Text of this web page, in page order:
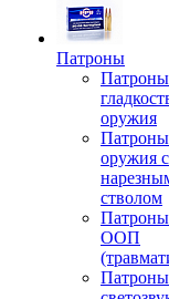
Патроны
оружия
оружия с
стволом
ООП
Патроны